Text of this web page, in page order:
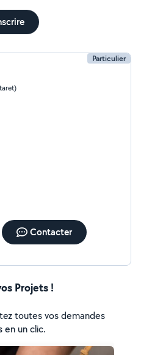
Particulier
Contacter
Projets !
toutes vos demandes
en un clic.